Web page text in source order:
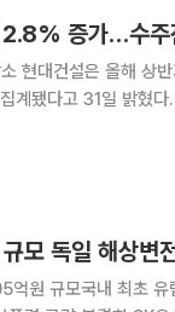
2.8% 증가…수
억
계됐다고 31일 밝혔
소했고 영업
모 독일 해상변
억원 규모국내 최초